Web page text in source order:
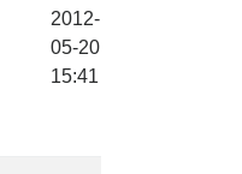
2012-
05-20
15:41